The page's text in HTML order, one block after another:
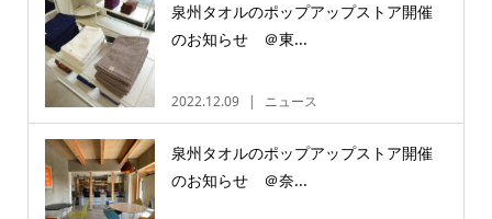
泉州タオルのポップアップストア開催
のお知らせ ＠東...
2022.12.09 ニュース
泉州タオルのポップアップストア開催
のお知らせ ＠奈...